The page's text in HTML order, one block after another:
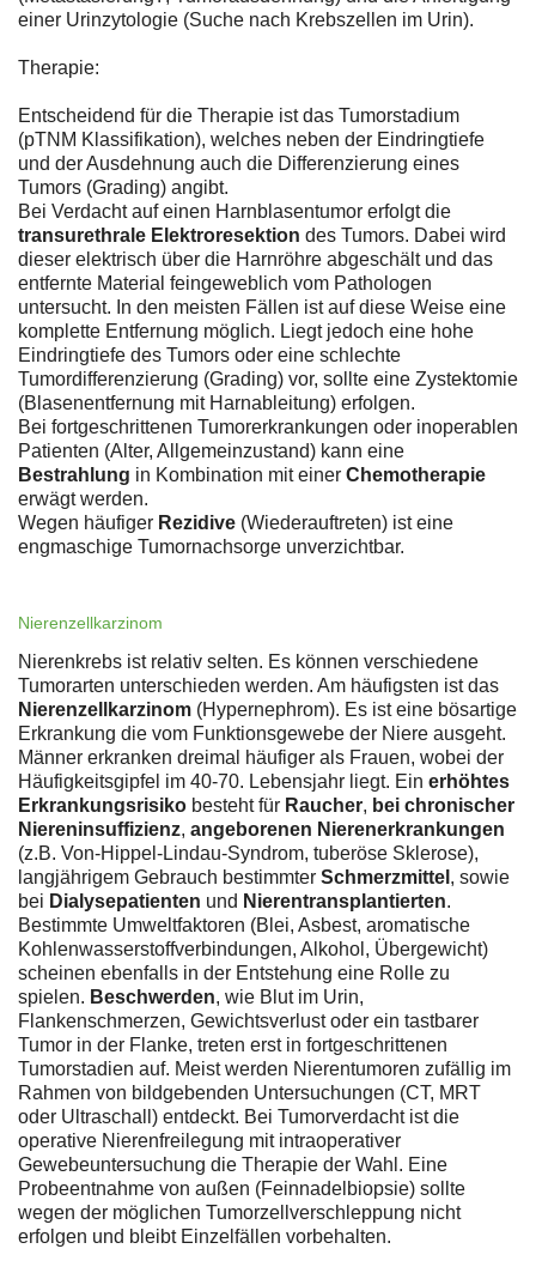
einer Urinzytologie (Suche nach Krebszellen im Urin).
Therapie:
Entscheidend für die Therapie ist das Tumorstadium
(pTNM Klassifikation), welches neben der Eindringtiefe
und der Ausdehnung auch die Differenzierung eines
Tumors (Grading) angibt.
Bei Verdacht auf einen Harnblasentumor erfolgt die
transurethrale Elektroresektion des Tumors. Dabei wird
dieser elektrisch über die Harnröhre abgeschält und das
entfernte Material feingeweblich vom Pathologen
untersucht. In den meisten Fällen ist auf diese Weise eine
komplette Entfernung möglich. Liegt jedoch eine hohe
Eindringtiefe des Tumors oder eine schlechte
Tumordifferenzierung (Grading) vor, sollte eine Zystektomie
(Blasenentfernung mit Harnableitung) erfolgen.
Bei fortgeschrittenen Tumorerkrankungen oder inoperablen
Patienten (Alter, Allgemeinzustand) kann eine
Bestrahlung in Kombination mit einer Chemotherapie
erwägt werden.
Wegen häufiger Rezidive (Wiederauftreten) ist eine
engmaschige Tumornachsorge unverzichtbar.
Nierenzellkarzinom
Nierenkrebs ist relativ selten. Es können verschiedene
Tumorarten unterschieden werden. Am häufigsten ist das
Nierenzellkarzinom (Hypernephrom). Es ist eine bösartige
Erkrankung die vom Funktionsgewebe der Niere ausgeht.
Männer erkranken dreimal häufiger als Frauen, wobei der
Häufigkeitsgipfel im 40-70. Lebensjahr liegt. Ein erhöhtes
Erkrankungsrisiko besteht für Raucher, bei chronischer
Niereninsuffizienz, angeborenen Nierenerkrankungen
(z.B. Von-Hippel-Lindau-Syndrom, tuberöse Sklerose),
langjährigem Gebrauch bestimmter Schmerzmittel , sowie
bei Dialysepatienten und Nierentransplantierten.
Bestimmte Umweltfaktoren (Blei, Asbest, aromatische
Kohlenwasserstoffverbindungen, Alkohol, Übergewicht)
scheinen ebenfalls in der Entstehung eine Rolle zu
spielen. Beschwerden, wie Blut im Urin,
Flankenschmerzen, Gewichtsverlust oder ein tastbarer
Tumor in der Flanke, treten erst in fortgeschrittenen
Tumorstadien auf. Meist werden Nierentumoren zufällig im
Rahmen von bildgebenden Untersuchungen (CT, MRT
oder Ultraschall) entdeckt. Bei Tumorverdacht ist die
operative Nierenfreilegung mit intraoperativer
Gewebeuntersuchung die Therapie der Wahl. Eine
Probeentnahme von außen (Feinnadelbiopsie) sollte
wegen der möglichen Tumorzellverschleppung nicht
erfolgen und bleibt Einzelfällen vorbehalten.